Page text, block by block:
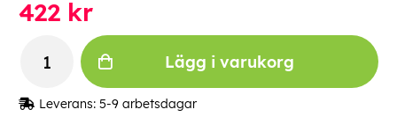
422 kr
Lägg i varukorg
Leverans: 5-9 arbetsdagar